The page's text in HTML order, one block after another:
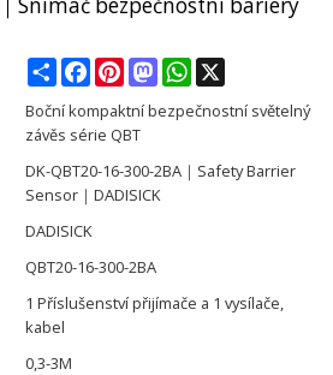
ShareFacebookPinterestMastodonWhatsApp
Boční kompaktní bezpečnostní světelný
závěs série QBT
DK-QBT20-16-300-2BA｜Safety Barrier
Sensor｜DADISICK
DADISICK
QBT20-16-300-2BA
1 Příslušenství přijímače a 1 vysílače,
kabel
0,3-3M